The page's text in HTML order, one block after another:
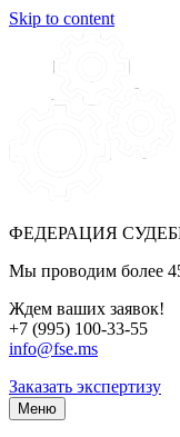
Skip to content
ФЕДЕРАЦИЯ
Мы проводим более
Ждем ваших заявок!
+7 (995) 100-33-55
info@fse.ms
Заказать экспертизу
Меню